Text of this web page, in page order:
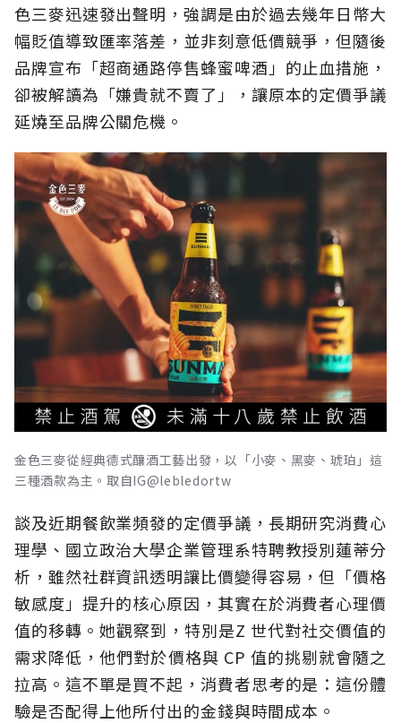
色三麥迅速發出聲明，強調是由於過去幾年日幣大
幅貶值導致匯率落差，並非刻意低價競爭，但隨後
品牌宣布「超商通路停售蜂蜜啤酒」的止血措施，
卻被解讀為「嫌貴就不賣了」，讓原本的定價爭議
延燒至品牌公關危機。
金色三麥從經典德式釀酒工藝出發，以「小麥、黑麥、琥珀」這
三種酒款為主。取自IG@lebledortw
談及近期餐飲業頻發的定價爭議，長期研究消費心
理學、國立政治大學企業管理系特聘教授別蓮蒂分
析，雖然社群資訊透明讓比價變得容易，但「價格
敏感度」提升的核心原因，其實在於消費者心理價
值的移轉。她觀察到，特別是Z 世代對社交價值的
需求降低，他們對於價格與 CP 值的挑剔就會隨之
拉高。這不單是買不起，消費者思考的是：這份體
驗是否配得上他所付出的金錢與時間成本。